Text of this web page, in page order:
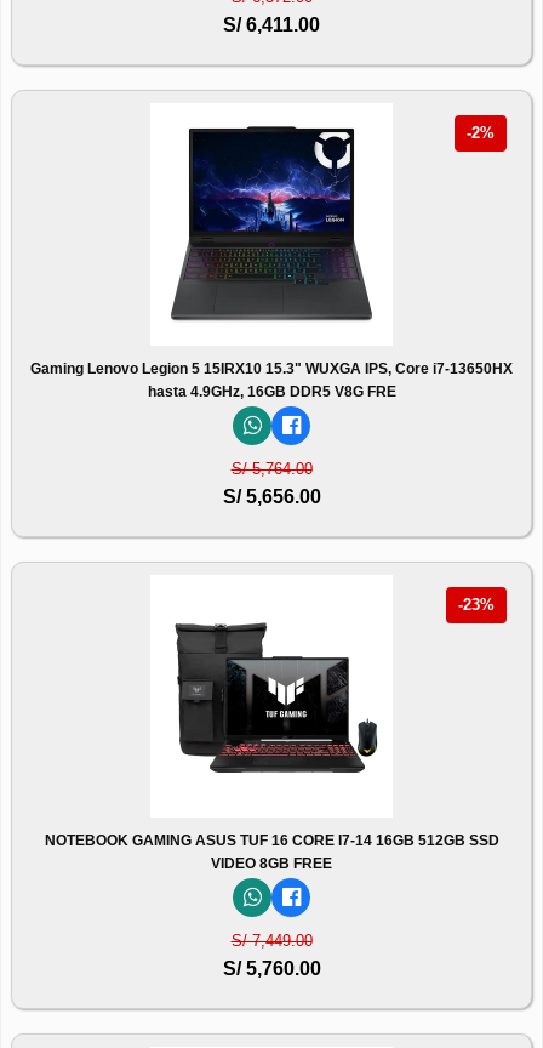
S/ 6,411.00
-2%
Gaming Lenovo Legion 5 15IRX10 15.3" WUXGA IPS, Core i7-13650HX
hasta 4.9GHz, 16GB DDR5 V8G FRE
S/ 5,764.00
S/ 5,656.00
-23%
NOTEBOOK GAMING ASUS TUF 16 CORE I7-14 16GB 512GB SSD
VIDEO 8GB FREE
S/ 7,449.00
S/ 5,760.00